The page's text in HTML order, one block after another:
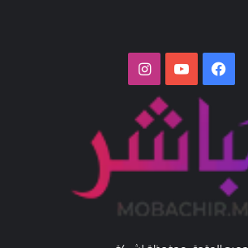
فيسبوك‫YouTubeانستقرام